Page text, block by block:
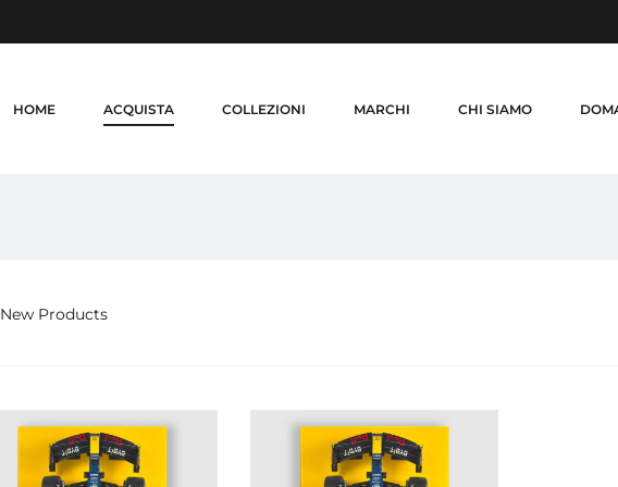
HOME ACQUISTA COLLEZIONI MARCHI CHI SIAMO
New Products